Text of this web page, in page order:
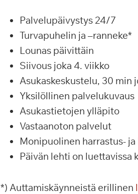
Palvelupäivystys 24/7
Turvapuhelin ja –ranneke*
Lounas päivittäin
Siivous joka 4. viikko
Asukaskeskustelu, 30 min
Yksilöllinen palvelukuvaus
Asukastietojen ylläpito
Vastaanoton palvelut
Monipuolinen harrastus-
Päivän lehti on luettavissa
*) Auttamiskäynneistä erillinen